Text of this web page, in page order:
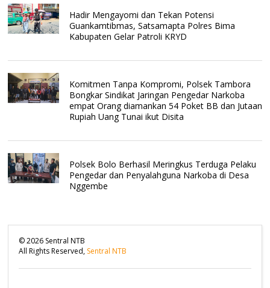
Hadir Mengayomi dan Tekan Potensi
Guankamtibmas, Satsamapta Polres Bima
Kabupaten Gelar Patroli KRYD
Komitmen Tanpa Kompromi, Polsek Tambora
Bongkar Sindikat Jaringan Pengedar Narkoba
empat Orang diamankan 54 Poket BB dan Jutaan
Rupiah Uang Tunai ikut Disita
Polsek Bolo Berhasil Meringkus Terduga Pelaku
Pengedar dan Penyalahguna Narkoba di Desa
Nggembe
©2026 Sentral NTB
All Rights Reserved, Sentral NTB